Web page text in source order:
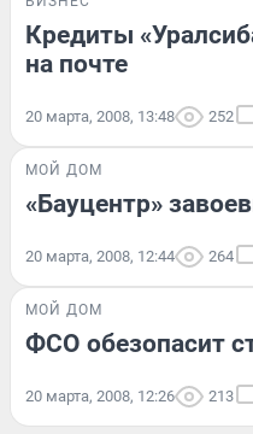
Кредиты
на почте
20 марта, 2008, 13:48 252
МОЙ ДОМ
«Бауцентр»
20 марта, 2008, 12:44 264
МОЙ ДОМ
ФСО обезопасит
20 марта, 2008, 12:26 213